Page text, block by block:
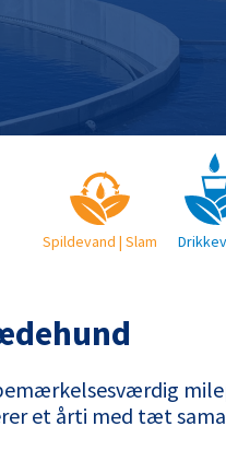
Spildevand | Slam
et årti med tæt